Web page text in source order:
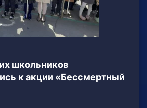
школьников
к акции «Бессмертный